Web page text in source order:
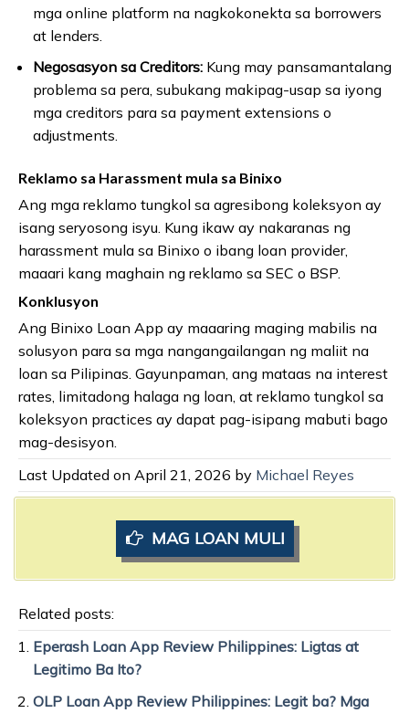
mga online platform na nagkokonekta sa borrowers
at lenders.
Negosasyon sa Creditors:Kung may pansamantalang
problema sa pera, subukang makipag-usap sa iyong
mga creditors para sa payment extensions o
adjustments.
Reklamo sa Harassment mula sa Binixo
Ang mga reklamo tungkol sa agresibong koleksyon ay
isang seryosong isyu. Kung ikaw ay nakaranas ng
harassment mula sa Binixo o ibang loan provider,
maaari kang maghain ng reklamo sa SEC o BSP.
Konklusyon
Ang Binixo Loan App ay maaaring maging mabilis na
solusyon para sa mga nangangailangan ng maliit na
loan sa Pilipinas. Gayunpaman, ang mataas na interest
rates, limitadong halaga ng loan, at reklamo tungkol sa
koleksyon practices ay dapat pag-isipang mabuti bago
mag-desisyon.
Last Updated on April 21, 2026 by Michael Reyes
MAG LOAN MULI
Related posts:
Eperash Loan App Review Philippines: Ligtas at
Legitimo Ba Ito?
OLP Loan App Review Philippines: Legit ba? Mga